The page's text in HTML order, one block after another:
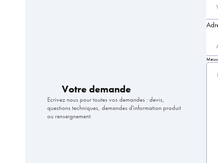
Votre demande
Ecrivez nous pour toutes vos demandes : devis,
questions techniques, demandes d'information produit
ou renseignement.